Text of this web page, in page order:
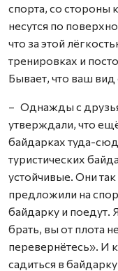
спорта, со стороны
несутся по
что за этой
тренировках и
Бывает, что ваш вид
– Однажды с
утверждали, что
байдарках туда-
туристических
устойчивые. Они
предложили на
байдарку и поедут.
брать, вы от плота
перевернётесь». И
садиться в